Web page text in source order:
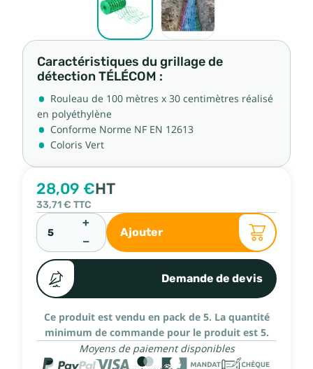
Caractéristiques du grillage de
détection TÉLÉCOM :
Rouleau de 100 mètres x 30 centimètres réalisé
en polyéthylène
Conforme Norme NF EN 12613
Coloris Vert
28,09 €HT
33,71 € TTC
+
−
Ajouter
Demande de devis
Ce produit est vendu en pack de 5. La quantité
minimum de commande pour le produit est 5.
Moyens de paiement disponibles